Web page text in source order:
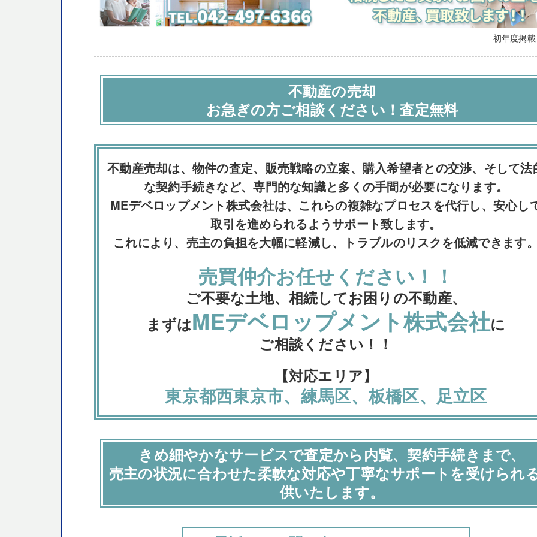
初年度掲
不動産の売却
お急ぎの方ご相談ください！査定無料
不動産売却は、物件の査定、販売戦略の立案、購入希望者との交渉、そして法
な契約手続きなど、専門的な知識と多くの手間が必要になります。
MEデベロップメント株式会社は、これらの複雑なプロセスを代行し、安心し
取引を進められるようサポート致します。
これにより、売主の負担を大幅に軽減し、トラブルのリスクを低減できます
売買仲介お任せください！！
ご不要な土地、相続してお困りの不動産、
まずはMEデベロップメント株式会社に
ご相談ください！！
【対応エリア】
東京都西東京市、練馬区、板橋区、足立区
きめ細やかなサービスで査定から内覧、契約手続きまで、
売主の状況に合わせた柔軟な対応や丁寧なサポートを受けられ
供いたします。